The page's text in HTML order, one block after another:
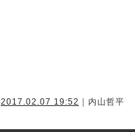
2017.02.07 19:52 ｜内山哲平